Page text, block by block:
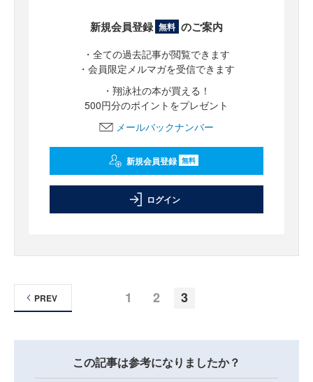
新規会員登録 無料 のご案内
・全ての過去記事が閲覧できます
・会員限定メルマガを受信できます
・翔泳社の本が買える！
500円分のポイントをプレゼント
メールバックナンバー
新規会員登録 無料
ログイン
1 2 3
PREV
この記事は参考になりましたか？